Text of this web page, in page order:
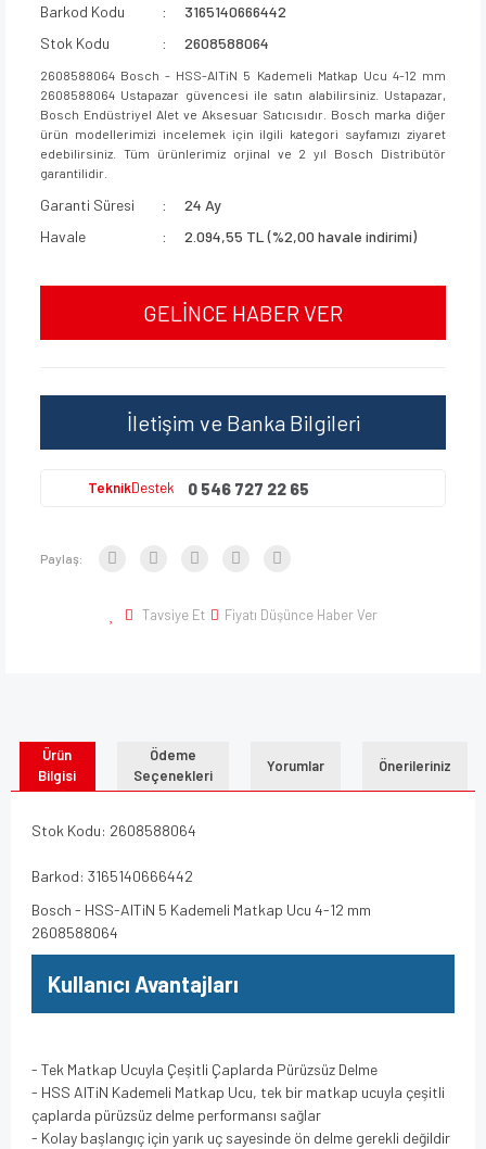
Barkod Kodu
3165140666442
Stok Kodu
2608588064
2608588064 Bosch - HSS-AlTiN 5 Kademeli Matkap Ucu 4-12 mm
2608588064 Ustapazar güvencesi ile satın alabilirsiniz. Ustapazar,
Bosch Endüstriyel Alet ve Aksesuar Satıcısıdır. Bosch marka diğer
ürün modellerimizi incelemek için ilgili kategori sayfamızı ziyaret
edebilirsiniz. Tüm ürünlerimiz orjinal ve 2 yıl Bosch Distribütör
garantilidir.
Garanti Süresi
24 Ay
Havale
2.094,55 TL (%2,00 havale indirimi)
GELİNCE HABER VER
İletişim ve Banka Bilgileri
TeknikDestek 0 546 727 22 65
Paylaş:
Tavsiye Et Fiyatı Düşünce Haber Ver
Ürün
Bilgisi
Ödeme
Seçenekleri
Yorumlar Önerileriniz
Stok Kodu: 2608588064
Barkod: 3165140666442
Bosch - HSS-AlTiN 5 Kademeli Matkap Ucu 4-12 mm
2608588064
Kullanıcı Avantajları
- Tek Matkap Ucuyla Çeşitli Çaplarda Pürüzsüz Delme
- HSS AlTiN Kademeli Matkap Ucu, tek bir matkap ucuyla çeşitli
çaplarda pürüzsüz delme performansı sağlar
- Kolay başlangıç için yarık uç sayesinde ön delme gerekli değildir